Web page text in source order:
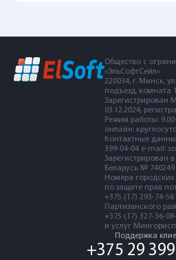
Общество с
«ЭльСофтСейл»
220034, г. Минск,
подъезд, комната
Зарегистрирован
03.12.2024,
Режим работы:
онлайн:
Контактные
399-04-04 e-mail:
Зарегистрирован
Беларусь № 740249
Номера
по защите прав
+375 (17) 293-74-
Партизанского
+375 (17) 327-36-
и услуг
Поддержка
+375 29